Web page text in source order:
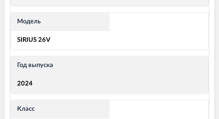
Модель
SIRIUS 26V
Год выпуска
2024
Класс